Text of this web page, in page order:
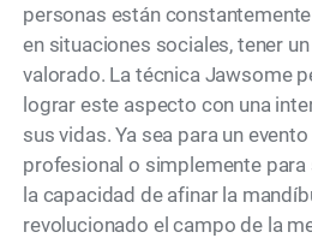
personas están
en situaciones sociales, tener
valorado. La técnica Jawsome
lograr este aspecto con una
sus vidas. Ya sea para un
profesional o simplemente
la capacidad de afinar la
revolucionado el campo de la